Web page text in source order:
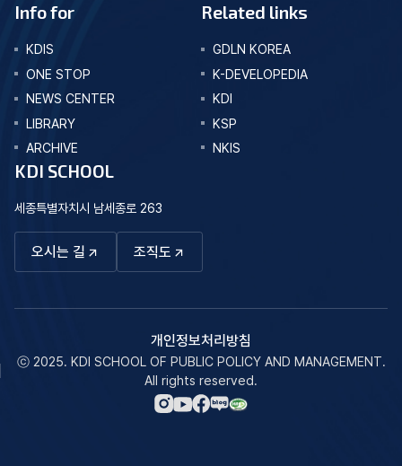
Info for
KDIS
ONE STOP
NEWS CENTER
LIBRARY
ARCHIVE
Related links
GDLN KOREA
K-DEVELOPEDIA
KDI
KSP
NKIS
KDI SCHOOL
세종특별자치시 남세종로 263
오시는 길 조직도
개인정보처리방침
ⓒ 2025. KDI SCHOOL OF PUBLIC POLICY AND MANAGEMENT.
All rights reserved.
인스타그램
유튜브페이스북
네이버
블로그